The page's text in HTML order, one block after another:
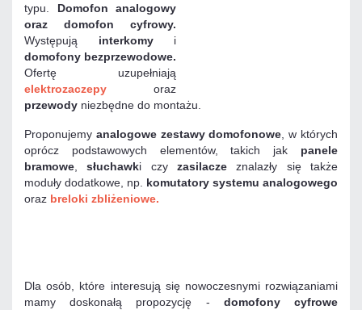
typu. Domofon analogowy
oraz domofon cyfrowy.
Występują interkomyi
domofony bezprzewodowe.
Ofertę uzupełniają
elektrozaczepy oraz
przewody niezbędne do montażu.
Proponujemy analogowe zestawy domofonowe, w których
oprócz podstawowych elementów, takich jak panele
bramowe,słuchawki czyzasilacze znalazły się także
moduły dodatkowe, np. komutatory systemu analogowego
oraz breloki zbliżeniowe.
Dla osób, które interesują się nowoczesnymi rozwiązaniami
mamy doskonałą propozycję - domofony cyfrowe